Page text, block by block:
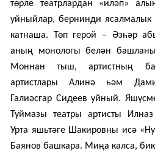
төрле театрлардан «иләп»
уйныйлар, бернинди
катнаша. Төп герой – Әзһәр
аның монологы белән
Моннан тыш, артистның
артистлары Алинә һәм
Галиәсгар Сидеев уйный.
Туймазы театры артисты
Урта яшьтәге Шакировны исә
Баянов башкара. Миңа калса,